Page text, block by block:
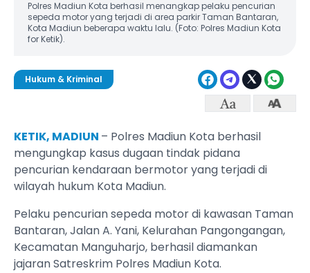
Polres Madiun Kota berhasil menangkap pelaku pencurian
sepeda motor yang terjadi di area parkir Taman Bantaran,
Kota Madiun beberapa waktu lalu. (Foto: Polres Madiun Kota
for Ketik).
Hukum & Kriminal
KETIK, MADIUN – Polres Madiun Kota berhasil
mengungkap kasus dugaan tindak pidana
pencurian kendaraan bermotor yang terjadi di
wilayah hukum Kota Madiun.
Pelaku pencurian sepeda motor di kawasan Taman
Bantaran, Jalan A. Yani, Kelurahan Pangongangan,
Kecamatan Manguharjo, berhasil diamankan
jajaran Satreskrim Polres Madiun Kota.